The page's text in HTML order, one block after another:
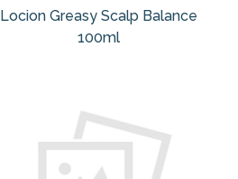
Locion Greasy Scalp Balance
100ml